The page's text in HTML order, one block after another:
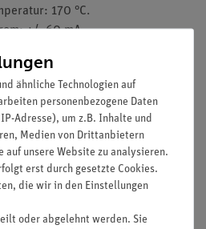
170 °C.
+/- 60 mA.
ähnliche Technologien auf
personenbezogene Daten
Adresse), um z.B. Inhalte und
Medien von Drittanbietern
auf unsere Website zu analysieren.
erst durch gesetzte Cookies.
die wir in den Einstellungen
oder abgelehnt werden. Sie